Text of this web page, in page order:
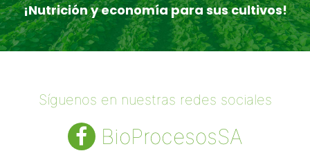
¡Nutrición y economía para sus cultivos!
Síguenos en nuestras redes sociales
BioProcesosSA